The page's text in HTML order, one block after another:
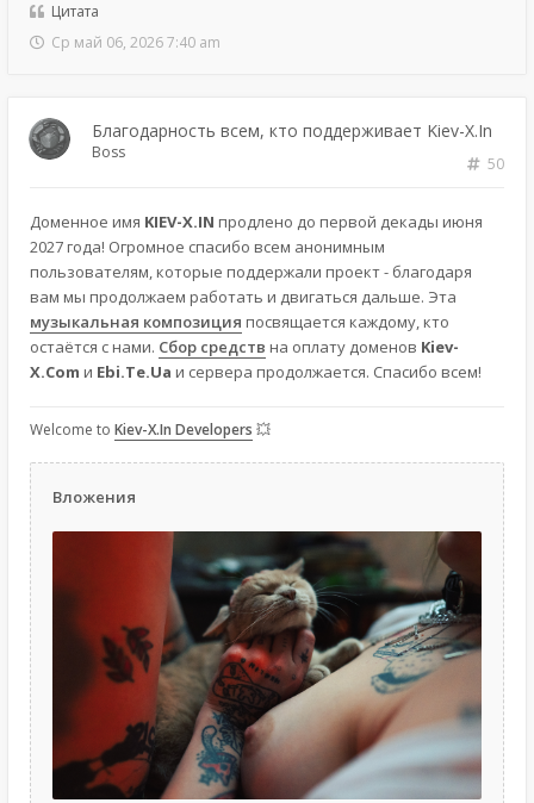
Цитата
Ср май 06, 2026 7:40 am
Благодарность всем, кто поддерживает Kiev-X.In
50
Boss
Доменное имя KIEV-X.IN продлено до первой декады июня
2027 года! Огромное спасибо всем анонимным
пользователям, которые поддержали проект - благодаря
вам мы продолжаем работать и двигаться дальше. Эта
музыкальная композиция посвящается каждому, кто
остаётся с нами. Сбор средств на оплату доменов Kiev-
X.Com и Ebi.Te.Ua и сервера продолжается. Спасибо всем!
Welcome to Kiev-X.In Developers 💥
Вложения